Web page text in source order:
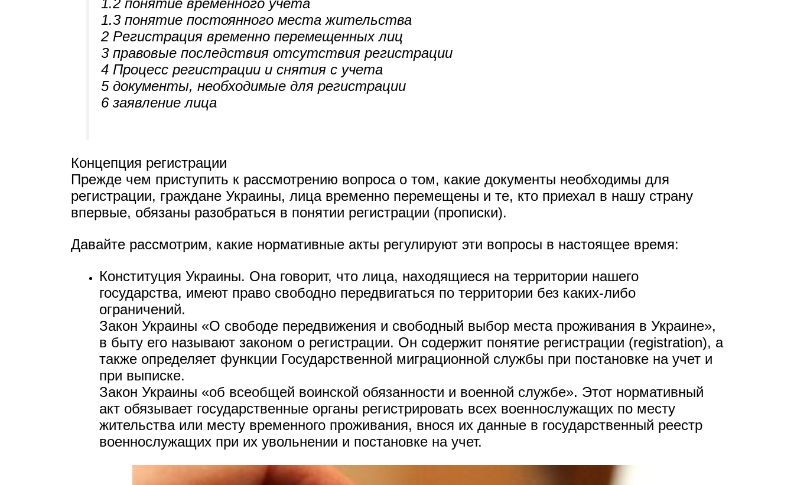
1.2 понятие временного учета
1.3 понятие постоянного места жительства
2 Регистрация временно перемещенных лиц
3 правовые последствия отсутствия регистрации
4 Процесс регистрации и снятия с учета
5 документы, необходимые для регистрации
6 заявление лица
Концепция регистрации
Прежде чем приступить к рассмотрению вопроса о том, какие документы необходимы для
регистрации, граждане Украины, лица временно перемещены и те, кто приехал в нашу страну
впервые, обязаны разобраться в понятии регистрации (прописки).
Давайте рассмотрим, какие нормативные акты регулируют эти вопросы в настоящее время:
Конституция Украины. Она говорит, что лица, находящиеся на территории нашего
государства, имеют право свободно передвигаться по территории без каких-либо
ограничений.
Закон Украины «О свободе передвижения и свободный выбор места проживания в Украине»,
в быту его называют законом о регистрации. Он содержит понятие регистрации (registration), а
также определяет функции Государственной миграционной службы при постановке на учет и
при выписке.
Закон Украины «об всеобщей воинской обязанности и военной службе». Этот нормативный
акт обязывает государственные органы регистрировать всех военнослужащих по месту
жительства или месту временного проживания, внося их данные в государственный реестр
военнослужащих при их увольнении и постановке на учет.